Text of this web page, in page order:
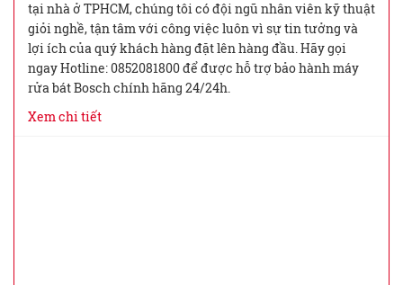
tại nhà ở TPHCM, chúng tôi có đội ngũ nhân viên kỹ thuật
giỏi nghề, tận tâm với công việc luôn vì sự tin tưởng và
lợi ích của quý khách hàng đặt lên hàng đầu. Hãy gọi
ngay Hotline: 0852081800 để được hỗ trợ bảo hành máy
rửa bát Bosch chính hãng 24/24h.
Xem chi tiết